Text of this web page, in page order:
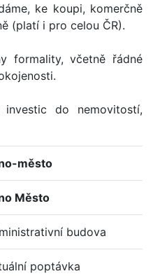
ke koupi, komerčně
(platí i pro celou ČR).
formality, včetně řádné
do nemovitostí,
město
Město
budova
poptávka